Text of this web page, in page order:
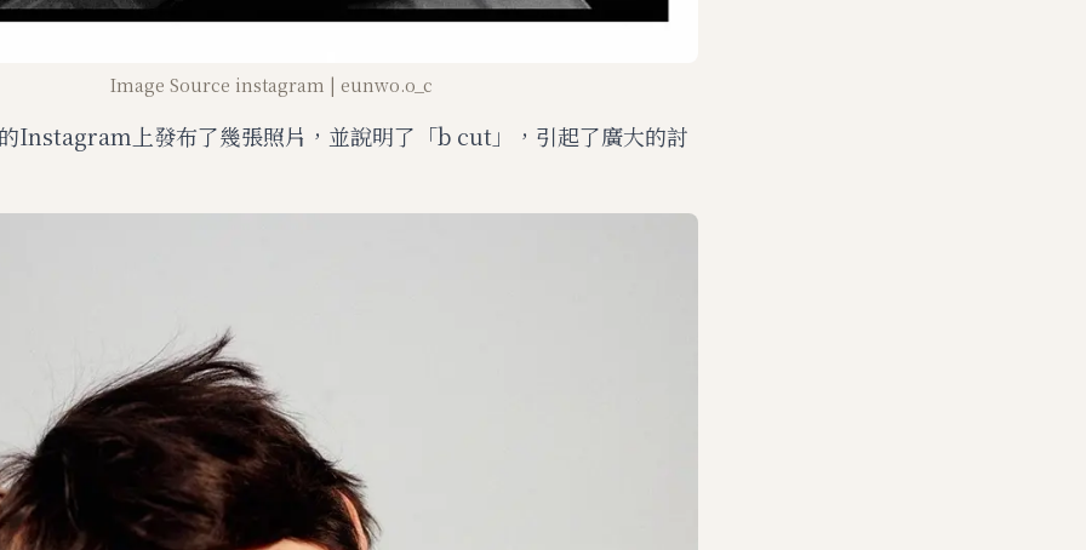
Image Source instagram | eunwo.o_c
Instagram上發布了幾張照片，並說明了「b cut」，引起了廣大的討